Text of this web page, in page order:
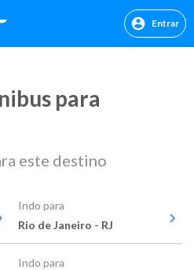
Entrar
para
este destino
Indo para
Rio de Janeiro - RJ
Indo para